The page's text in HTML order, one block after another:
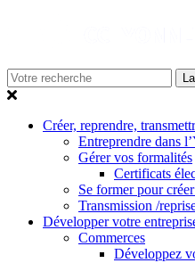
Créer, reprendre,
Entreprendre dans
Gérer vos formalités
Certificats
Se former pour
Transmission /
Développer votre
Commerces
Développez